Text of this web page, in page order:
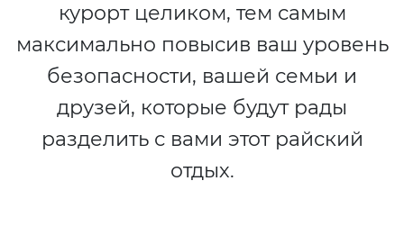
курорт целиком, тем самым
максимально повысив ваш уровень
безопасности, вашей семьи и
друзей, которые будут рады
разделить с вами этот райский
отдых.